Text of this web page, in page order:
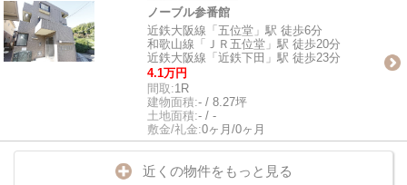
ノーブル参番館
近鉄大阪線「五位堂」駅 徒歩6分
和歌山線「ＪＲ五位堂」駅 徒歩20分
近鉄大阪線「近鉄下田」駅 徒歩23分
4.1万円
間取:1R
建物面積:- / 8.27坪
土地面積:- / -
敷金/礼金:0ヶ月/0ヶ月
近くの物件をもっと見る